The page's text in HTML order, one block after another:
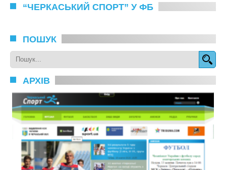
“ЧЕРКАСЬКИЙ СПОРТ” У ФБ
ПОШУК
АРХІВ